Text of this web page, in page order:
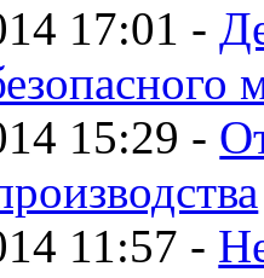
17:01 -
15:29 -
11:57 -